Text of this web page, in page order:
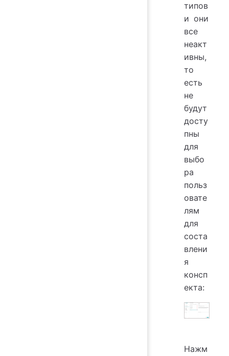
типов
и они
все
неакт
ивны,
то
есть
не
будут
досту
пны
для
выбо
ра
польз
овате
лям
для
соста
влени
я
консп
екта:
Нажм